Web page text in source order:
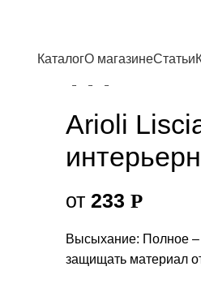
КаталогО магазинеСтатьи
Arioli Liscia краска
Arioli
от 233 Р
Высыхание: Полное
защищать материал